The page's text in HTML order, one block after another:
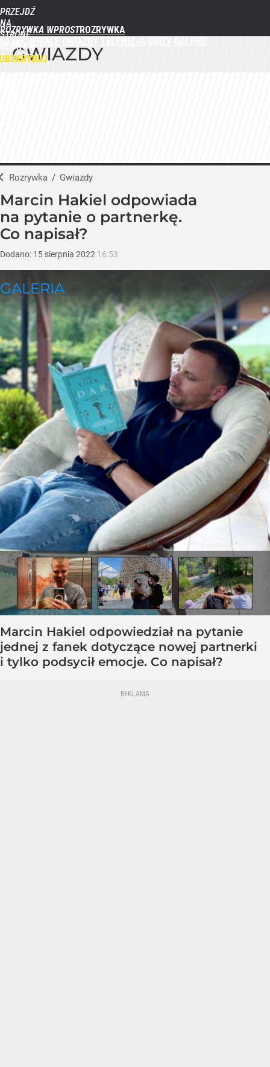
PRZEJDŹ
NA
STRONĘ
GŁÓWNĄ
WPROST.PL
ROZRYWKA WPROST
GWIAZDY
Rozrywka / Gwiazdy
Marcin Hakiel odpowiada
na pytanie o partnerkę.
Co napisał?
Dodano: 15 sierpnia 2022 16:53
Marcin Hakiel odpowiedział na pytanie
jednej z fanek dotyczące nowej partnerki
i tylko podsycił emocje. Co napisał?